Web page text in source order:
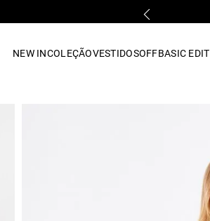
NEW INCOLEÇÃOVESTIDOSOFFBASIC EDIT